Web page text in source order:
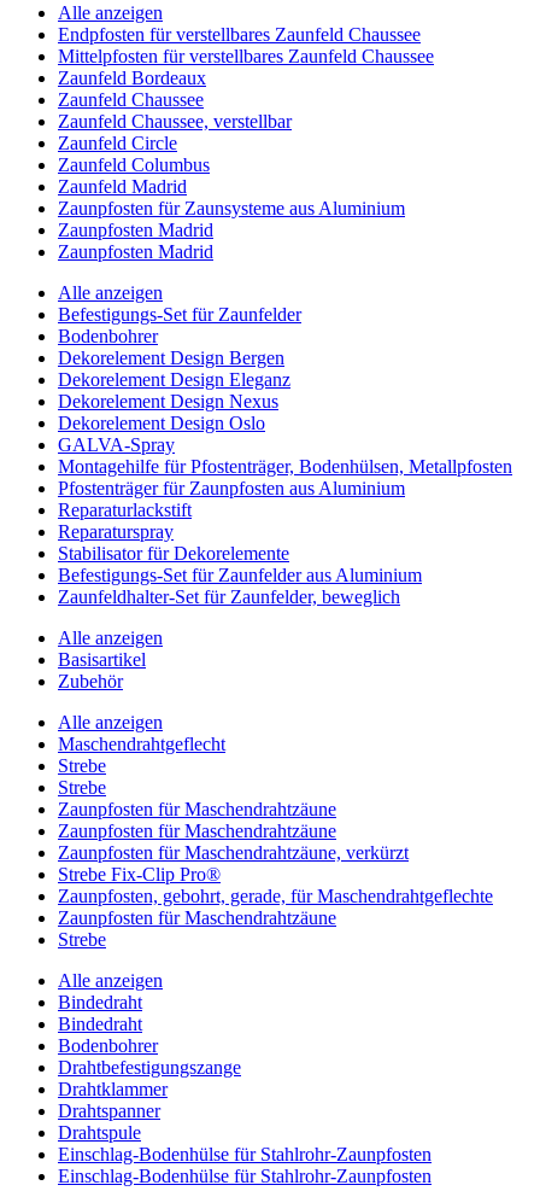
Alle anzeigen
Endpfosten für verstellbares Zaunfeld Chaussee
Mittelpfosten für verstellbares Zaunfeld Chaussee
Zaunfeld Bordeaux
Zaunfeld Chaussee
Zaunfeld Chaussee, verstellbar
Zaunfeld Circle
Zaunfeld Columbus
Zaunfeld Madrid
Zaunpfosten für Zaunsysteme aus Aluminium
Zaunpfosten Madrid
Zaunpfosten Madrid
Alle anzeigen
Befestigungs-Set für Zaunfelder
Bodenbohrer
Dekorelement Design Bergen
Dekorelement Design Eleganz
Dekorelement Design Nexus
Dekorelement Design Oslo
GALVA-Spray
Montagehilfe für Pfostenträger, Bodenhülsen, Metallpfosten
Pfostenträger für Zaunpfosten aus Aluminium
Reparaturlackstift
Reparaturspray
Stabilisator für Dekorelemente
Befestigungs-Set für Zaunfelder aus Aluminium
Zaunfeldhalter-Set für Zaunfelder, beweglich
Alle anzeigen
Basisartikel
Zubehör
Alle anzeigen
Maschendrahtgeflecht
Strebe
Strebe
Zaunpfosten für Maschendrahtzäune
Zaunpfosten für Maschendrahtzäune
Zaunpfosten für Maschendrahtzäune, verkürzt
Strebe Fix-Clip Pro®
Zaunpfosten, gebohrt, gerade, für Maschendrahtgeflechte
Zaunpfosten für Maschendrahtzäune
Strebe
Alle anzeigen
Bindedraht
Bindedraht
Bodenbohrer
Drahtbefestigungszange
Drahtklammer
Drahtspanner
Drahtspule
Einschlag-Bodenhülse für Stahlrohr-Zaunpfosten
Einschlag-Bodenhülse für Stahlrohr-Zaunpfosten